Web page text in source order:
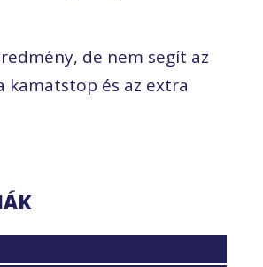
de nem segít az
kamatstop és az extra